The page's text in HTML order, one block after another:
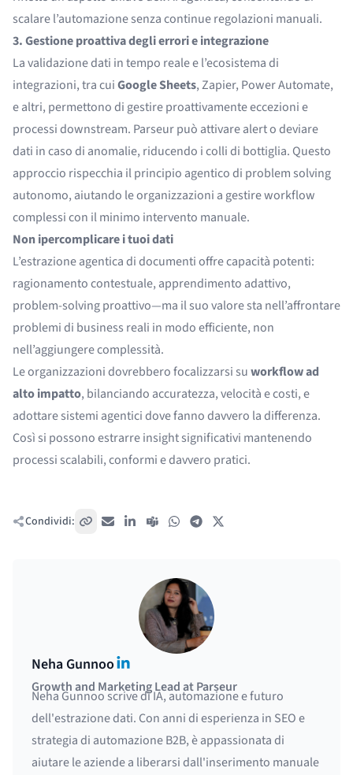
scalare l’automazione senza continue regolazioni manuali.
3. Gestione proattiva degli errori e integrazione
La validazione dati in tempo reale e l’ecosistema di
integrazioni, tra cuiGoogle Sheets,Zapier, Power Automate,
e altri, permettono di gestire proattivamente eccezioni e
processi downstream. Parseur può attivare alert o deviare
dati in caso di anomalie, riducendo i colli di bottiglia. Questo
approccio rispecchia il principio agentico di problem solving
autonomo, aiutando le organizzazioni a gestire workflow
complessi con il minimo intervento manuale.
Non ipercomplicare i tuoi dati
L’estrazione agentica di documenti offre capacità potenti:
ragionamento contestuale, apprendimento adattivo,
problem-solving proattivo—ma il suo valore sta nell’affrontare
problemi di business reali in modo efficiente, non
nell’aggiungere complessità.
Le organizzazioni dovrebbero focalizzarsi suworkflow ad
alto impatto, bilanciando accuratezza, velocità e costi, e
adottare sistemi agentici dove fanno davvero la differenza.
Così si possono estrarre insight significativi mantenendo
processi scalabili, conformi e davvero pratici.
Condividi: Copia link
Email LinkedIn
Teams WhatsAppTelegram
Neha GunnooLinkedIn
Growth and Marketing Lead at Parseur
Neha Gunnoo scrive di IA, automazione e futuro
dell'estrazione dati. Con anni di esperienza in SEO e
strategia di automazione B2B, è appassionata di
aiutare le aziende a liberarsi dall'inserimento manuale